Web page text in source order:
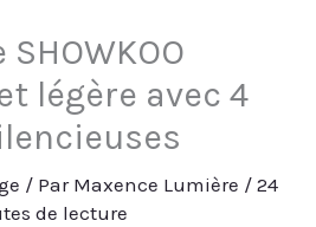
légère avec 4
/ Par Maxence Lumière /24
de lecture